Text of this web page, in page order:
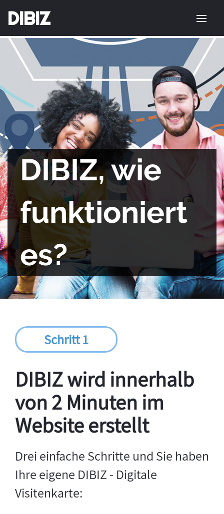
DIBIZ
DIBIZ, wie
funktioniert
es?
Schritt 1
DIBIZ wird innerhalb
von 2 Minuten im
Website erstellt
Drei einfache Schritte und Sie haben
Ihre eigene DIBIZ - Digitale
Visitenkarte: